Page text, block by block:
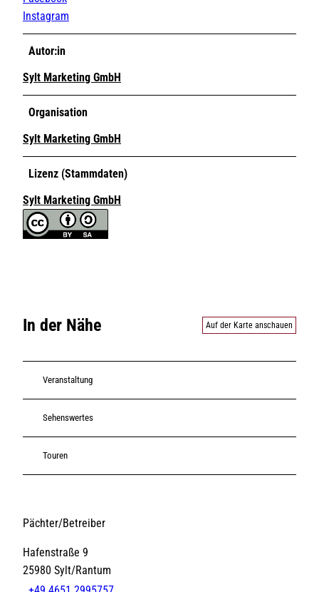
Instagram
Autor:in
Sylt Marketing GmbH
Organisation
Sylt Marketing GmbH
Lizenz (Stammdaten)
Sylt Marketing GmbH
In der Nähe Auf der Karte anschauen
Veranstaltung
Sehenswertes
Touren
Pächter/Betreiber
Hafenstraße 9
25980 Sylt/Rantum